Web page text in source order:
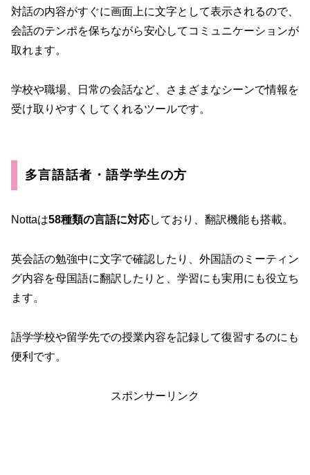
対話の内容がすぐに画面上に文字として表示されるので、
会話のテンポを保ちながら安心してコミュニケーションが
取れます。
学校や職場、日常の会話など、さまざまなシーンで情報を
受け取りやすくしてくれるツールです。
多言語話者・語学学生の方
Nottaは58種類の言語に対応しており、翻訳機能も搭載。
英会話の勉強中に文字で確認したり、外国語のミーティン
グ内容を母国語に翻訳したりと、学習にも実用にも役立ち
ます。
語学学校や留学先での授業内容を記録して復習するのにも
便利です。
スポンサーリンク